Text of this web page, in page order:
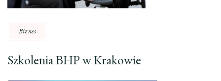
Biznes
Szkolenia BHP w Krakowie